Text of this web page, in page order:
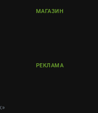
МАГАЗИН
РЕКЛАМА